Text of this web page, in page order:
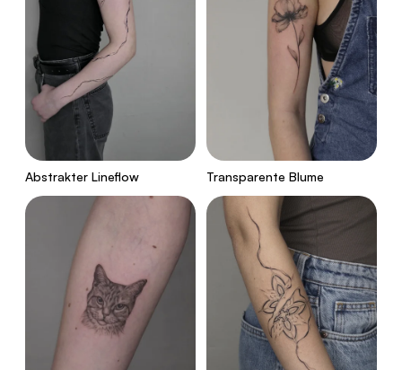
Abstrakter Lineflow Transparente Blume